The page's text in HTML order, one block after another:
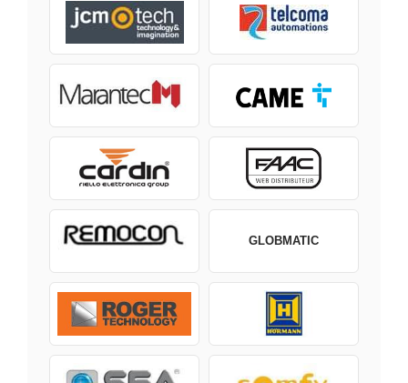
GLOBMATIC